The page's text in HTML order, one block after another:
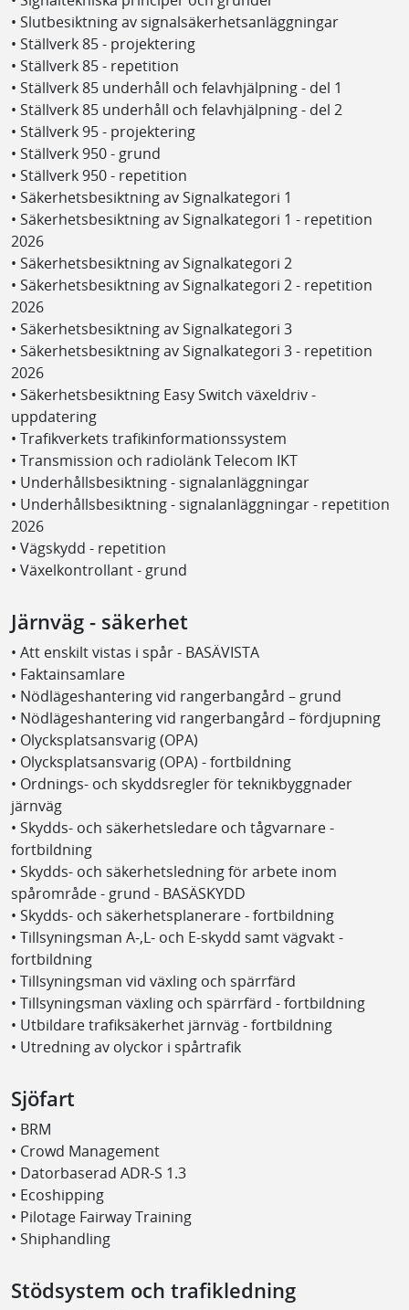
• Slutbesiktning av signalsäkerhetsanläggningar
• Ställverk 85 - projektering
• Ställverk 85 - repetition
• Ställverk 85 underhåll och felavhjälpning - del 1
• Ställverk 85 underhåll och felavhjälpning - del 2
• Ställverk 95 - projektering
• Ställverk 950 - grund
• Ställverk 950 - repetition
• Säkerhetsbesiktning av Signalkategori 1
• Säkerhetsbesiktning av Signalkategori 1 - repetition
2026
• Säkerhetsbesiktning av Signalkategori 2
• Säkerhetsbesiktning av Signalkategori 2 - repetition
2026
• Säkerhetsbesiktning av Signalkategori 3
• Säkerhetsbesiktning av Signalkategori 3 - repetition
2026
• Säkerhetsbesiktning Easy Switch växeldriv -
uppdatering
• Trafikverkets trafikinformationssystem
• Transmission och radiolänk Telecom IKT
• Underhållsbesiktning - signalanläggningar
• Underhållsbesiktning - signalanläggningar - repetition
2026
• Vägskydd - repetition
• Växelkontrollant - grund
Järnväg - säkerhet
• Att enskilt vistas i spår - BASÄVISTA
• Faktainsamlare
• Nödlägeshantering vid rangerbangård – grund
• Nödlägeshantering vid rangerbangård – fördjupning
• Olycksplatsansvarig (OPA)
• Olycksplatsansvarig (OPA) - fortbildning
• Ordnings- och skyddsregler för teknikbyggnader
järnväg
• Skydds- och säkerhetsledare och tågvarnare -
fortbildning
• Skydds- och säkerhetsledning för arbete inom
spårområde - grund - BASÄSKYDD
• Skydds- och säkerhetsplanerare - fortbildning
• Tillsyningsman A-,L- och E-skydd samt vägvakt -
fortbildning
• Tillsyningsman vid växling och spärrfärd
• Tillsyningsman växling och spärrfärd - fortbildning
• Utbildare trafiksäkerhet järnväg - fortbildning
• Utredning av olyckor i spårtrafik
Sjöfart
• BRM
• Crowd Management
• Datorbaserad ADR-S 1.3
• Ecoshipping
• Pilotage Fairway Training
• Shiphandling
Stödsystem och trafikledning